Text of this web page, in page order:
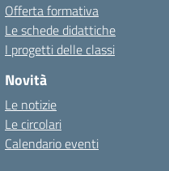
Offerta formativa
Le schede didattiche
I progetti delle classi
Novità
Le notizie
Le circolari
Calendario eventi